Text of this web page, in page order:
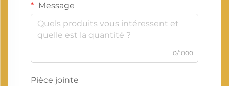
Message
0/1000
Pièce jointe